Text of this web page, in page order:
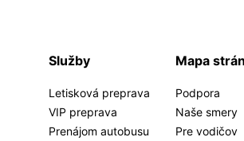
Služby
Letisková preprava
VIP preprava
Prenájom autobusu
Mapa
Podpora
Naše smery
Pre vodičov